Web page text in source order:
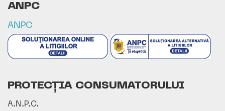
ANPC
ANPC
PROTECȚIA CONSUMATORULUI
A.N.P.C.